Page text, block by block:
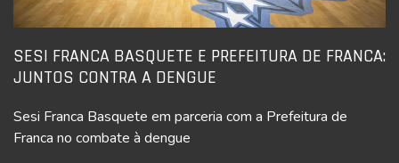
SESI FRANCA BASQUETE E PREFEITURA DE FRANCA:
JUNTOS CONTRA A DENGUE
Sesi Franca Basquete em parceria com a Prefeitura de
Franca no combate à dengue